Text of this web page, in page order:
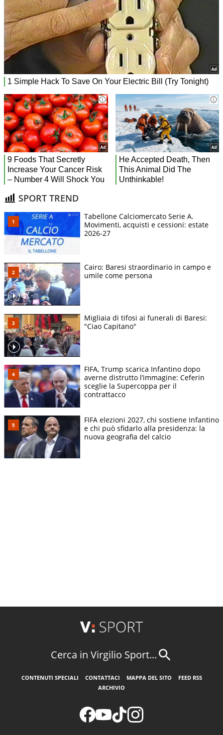
SPORT TREND
Tabellone Calciomercato Serie A.
Movimenti, acquisti e cessioni: estate
2026-27
Cairo: Baresi straordinario in campo e
umile come persona
Migliaia di tifosi ai funerali di Baresi:
"Ciao Capitano"
FIFA, Trump scarica Infantino dopo
averne distrutto l’immagine: Ceferin
sceglie la Supercoppa per il
contrattacco
FIFA elezioni 2027, chi sostiene Infantino
e chi può sfidarlo alla presidenza: la
nuova geografia del calcio
Cerca in Virgilio Sport...
CONTENUTI SPECIALI CONTATTACI MAPPA DEL SITO
FEED RSS
ARCHIVIO